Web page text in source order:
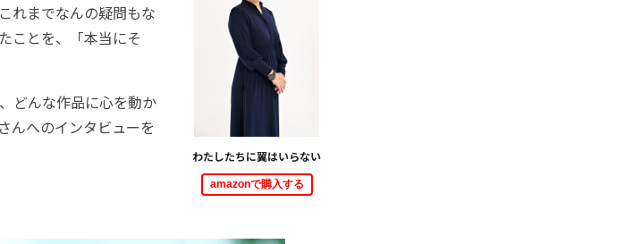
わたしたちに翼はいらない
amazonで購入する
れまでなんの疑問もな
ことを、「本当にそ
どんな作品に心を動か
んへのインタビューを